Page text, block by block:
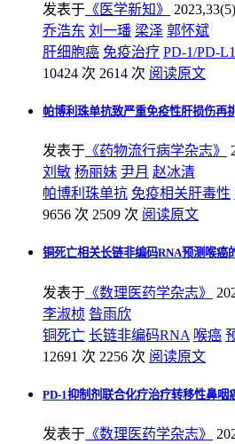
发表于 《医学新知》
乔浩东 刘一璠 梁泽 郭怀斌
肝细胞癌 免疫治疗 PD-1/PD-
10424 次 2614 次 阅读原文
帕博利珠单抗致严重免疫性肝损伤再
发表于 《药物流行病学杂志》
刘敏 杨丽妹 尹月 赵冰清
帕博利珠单抗 免疫相关肝毒性
9656 次 2509 次 阅读原文
铜死亡相关长链非编码RNA预测喉癌
发表于 《数理医药学杂志》
李淑桢 昝雨欣
铜死亡 长链非编码RNA 喉癌
12691 次 2256 次 阅读原文
PD-1抑制剂联合化疗治疗转移性鼻咽
发表于 《数理医药学杂志》